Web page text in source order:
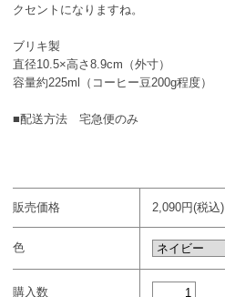
クセントになりますね。
ブリキ製
直径10.5×高さ8.9cm（外寸）
容量約225ml（コーヒー豆200g程度）
■配送方法 宅急便のみ
販売価格 2,090円(税込)
色
購入数